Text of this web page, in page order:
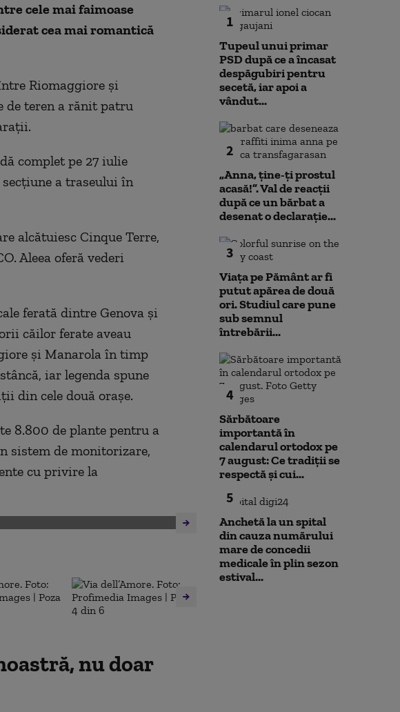
cele mai faimoase
cea mai romantică
Riomaggiore și
de teren a rănit patru
complet pe 27 iulie
a traseului în
alcătuiesc Cinque Terre,
Aleea oferă vederi
ferată dintre Genova și
căilor ferate aveau
și Manarola în timp
iar legenda spune
din cele două orașe.
8.800 de plante pentru a
sistem de monitorizare,
cu privire la
nu doar
1
Tupeul unui primar
PSD după ce a încasat
despăgubiri pentru
secetă, iar apoi a
vândut...
2
„Anna, ţine-ţi prostul
acasă!”. Val de reacții
după ce un bărbat a
desenat o declarație...
3
Viața pe Pământ ar fi
putut apărea de două
ori. Studiul care pune
sub semnul
întrebării...
4
Sărbătoare
importantă în
calendarul ortodox pe
7 august: Ce tradiții se
respectă și cui...
5
Anchetă la un spital
din cauza numărului
mare de concedii
medicale în plin sezon
estival...